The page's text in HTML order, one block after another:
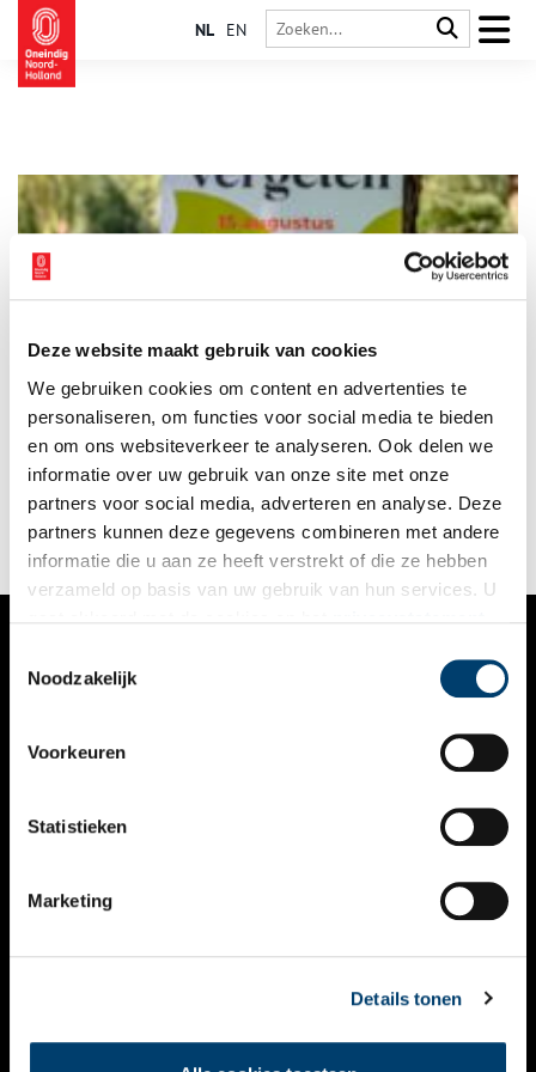
Deze website maakt gebruik van cookies
We gebruiken cookies om content en advertenties te
personaliseren, om functies voor social media te bieden
en om ons websiteverkeer te analyseren. Ook delen we
informatie over uw gebruik van onze site met onze
partners voor social media, adverteren en analyse. Deze
partners kunnen deze gegevens combineren met andere
informatie die u aan ze heeft verstrekt of die ze hebben
verzameld op basis van uw gebruik van hun services. U
Noodzakelijk
Voorkeuren
Statistieken
Marketing
Details tonen
NL EN
Op zondag 8 september vond de 24e editie van de Pasar Kecil
Alkmaar plaats. Dit jaarlijks terugkerende evenement,
georganiseerd door BersaMaju, onderdeel van de Vereniging
Tropenvrienden Alkmaar, trok zo’n 3000 bezoekers die genoten
van de Indische en Molukse cultuur. Tijdens de Pasar Kecil
vond ook de aftrap plaats van de crowdfundingcampagne voor
de realisatie van een Indië-monument in Alkmaar.
2 min
VERHALEN
KALENDER
THEMA’S
VIDEO’S
CONTACT